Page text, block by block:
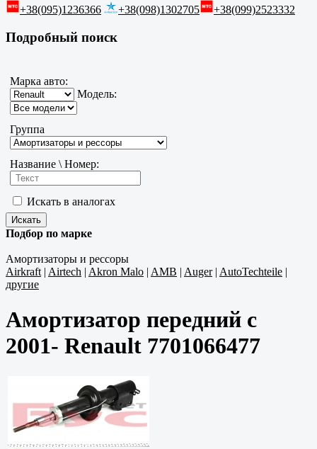
+38(095)1236366 +38(098)1302705 +38(099)2523332
Подробный поиск
Марка авто:
Модель:
Группа
Название \ Номер:
Искать в аналогах
Подбор по марке
Амортизаторы и рессоры
Airkraft| Airtech | Akron Malo | AMB | Auger| AutoTechteile |
другие
Амортизатор передний с
2001- Renault 7701066477